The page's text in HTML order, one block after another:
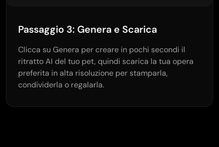
Passaggio 3: Genera e Scarica
Clicca su Genera per creare in pochi secondi il
ritratto AI del tuo pet, quindi scarica la tua opera
preferita in alta risoluzione per stamparla,
condividerla o regalarla.